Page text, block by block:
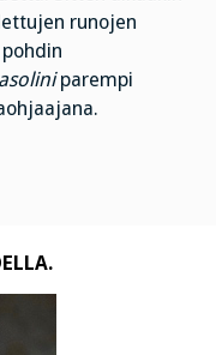
runojen
parempi